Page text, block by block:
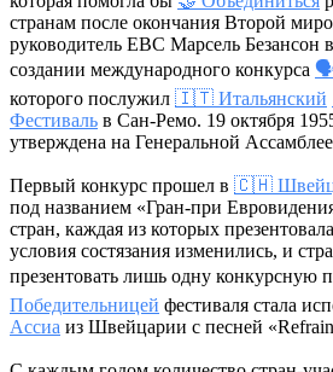
странам после окончания Второй
руководитель ЕВС Марсель Безансон
создании международного конкурса 🗣
которого послужил 🇮🇹 Итальянский
Фестиваль в Сан-Ремо. 19 октября
утверждена на Генеральной
Первый конкурс прошел в 🇨🇭
под названием «Гран-при
стран, каждая из которых
условия состязания изменились, и
презентовать лишь одну конкурсную
Победительницей фестиваля стала
Ассиа из Швейцарии с песней